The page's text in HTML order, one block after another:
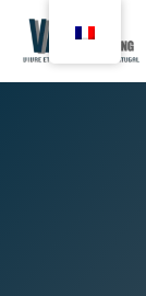
Aller